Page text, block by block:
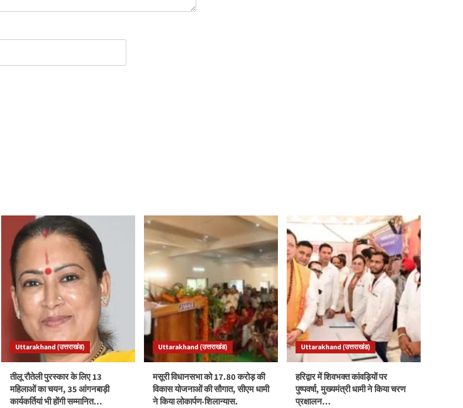
Uttarakhand (उत्तराखंड)
तीलू रौतेली पुरस्कार के लिए 13
महिलाओं का चयन, 35 आंगनबाड़ी
कार्यकर्तियां भी होंगी सम्मानित…
Uttarakhand (उत्तराखंड)
मसूरी विधानसभा को 17.80 करोड़ की
विकास योजनाओं की सौगात, सीएम धामी
ने किया लोकार्पण-शिलान्यास.
Uttarakhand (उत्तराखंड)
हरिद्वार में शिवभक्त कांवड़ियों पर
पुष्पवर्षा, मुख्यमंत्री धामी ने किया चरण
प्रक्षालन…